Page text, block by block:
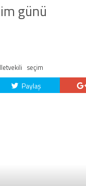
seçim
Paylaş